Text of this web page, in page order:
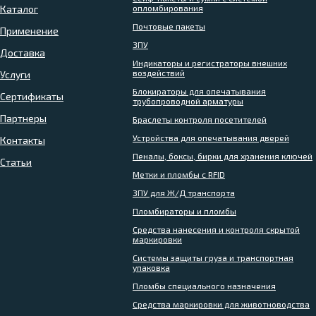
Каталог
Применение
Доставка
Услуги
Сертификаты
Партнеры
Контакты
Статьи
опломбирования
Почтовые пакеты
ЗПУ
Индикаторы и регистраторы внешних
воздействий
Блокираторы для опечатывания
трубопроводной арматуры
Браслеты контроля посетителей
Устройства для опечатывания дверей
Пеналы, боксы, бирки для хранения ключей
Метки и пломбы с RFID
ЗПУ для Ж/Д транспорта
Пломбираторы и пломбы
Средства нанесения и контроля скрытой
маркировки
Системы защиты груза и транспортная
упаковка
Пломбы специального назначения
Средства маркировки для животноводства